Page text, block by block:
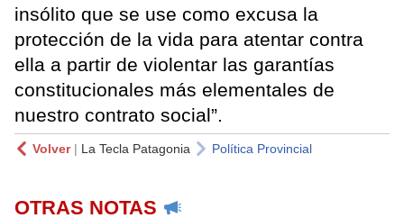
insólito que se use como excusa la
protección de la vida para atentar contra
ella a partir de violentar las garantías
constitucionales más elementales de
nuestro contrato social”.
Volver| La Tecla Patagonia Política Provincial
OTRAS NOTAS